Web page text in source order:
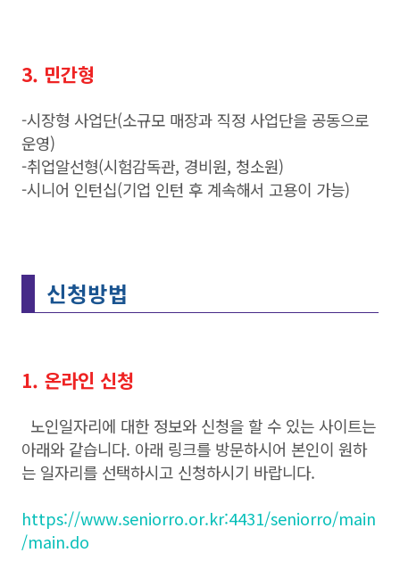
3. 민간형
-시장형 사업단(소규모 매장과 직정 사업단을 공동으로
운영)
-취업알선형(시험감독관, 경비원, 청소원)
-시니어 인턴십(기업 인턴 후 계속해서 고용이 가능)
신청방법
1. 온라인 신청
노인일자리에 대한 정보와 신청을 할 수 있는 사이트는
아래와 같습니다. 아래 링크를 방문하시어 본인이 원하
는 일자리를 선택하시고 신청하시기 바랍니다.
https://www.seniorro.or.kr:4431/seniorro/main
/main.do